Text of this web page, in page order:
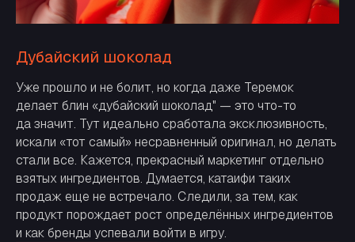
Дубайский шоколад
Уже прошло и не болит, но когда даже Теремок
делает блин «дубайский шоколад" — это что-то
да значит. Тут идеально сработала эксклюзивность,
искали «тот самый» несравненный оригинал, но делать
стали все. Кажется, прекрасный маркетинг отдельно
взятых ингредиентов. Думается, катаифи таких
продаж еще не встречало. Следили, за тем, как
продукт порождает рост определённых ингредиентов
и как бренды успевали войти в игру.